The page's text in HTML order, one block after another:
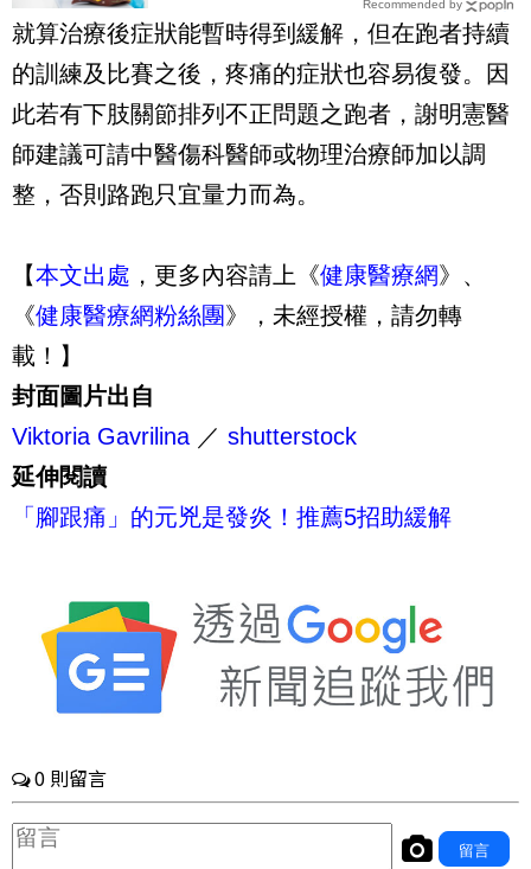
望改善肝纖維化
Recommended by
就算治療後症狀能暫時得到緩解，但在跑者持續
的訓練及比賽之後，疼痛的症狀也容易復發。因
此若有下肢關節排列不正問題之跑者，謝明憲醫
師建議可請中醫傷科醫師或物理治療師加以調
整，否則路跑只宜量力而為。
【本文出處 ，更多內容請上《健康醫療網》、
《健康醫療網粉絲團》，未經授權，請勿轉
載！】
封面圖片出自
Viktoria Gavrilina／ shutterstock
延伸閱讀
「腳跟痛」的元兇是發炎！推薦5招助緩解